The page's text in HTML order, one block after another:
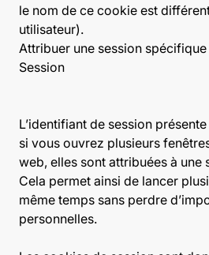
le nom de ce cookie est
utilisateur).
Attribuer une session spécifique
Session
L’identifiant de session
si vous ouvrez plusieurs
web, elles sont attribuées à une
Cela permet ainsi de lancer
même temps sans perdre
personnelles.